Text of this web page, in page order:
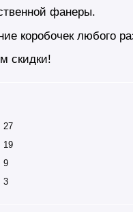
фанеры.
коробочек любого
скидки!
27
19
9
3